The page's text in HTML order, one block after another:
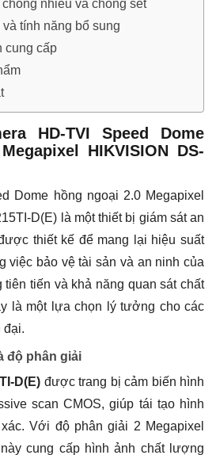
nhiễu và chống sét
tính năng bổ sung
cung cấp
HD-TVI Speed Dome
HIKVISION DS-
Dome hồng ngoại 2.0 Megapixel
D(E) là một thiết bị giám sát an
thiết kế để mang lại hiệu suất
việc bảo vệ tài sản và an ninh của
tiên tiến và khả năng quan sát chất
là một lựa chọn lý tưởng cho các
đại.
độ phân giải
D(E) được trang bị cảm biến hình
scan CMOS, giúp tái tạo hình
Với độ phân giải 2 Megapixel
cung cấp hình ảnh chất lượng